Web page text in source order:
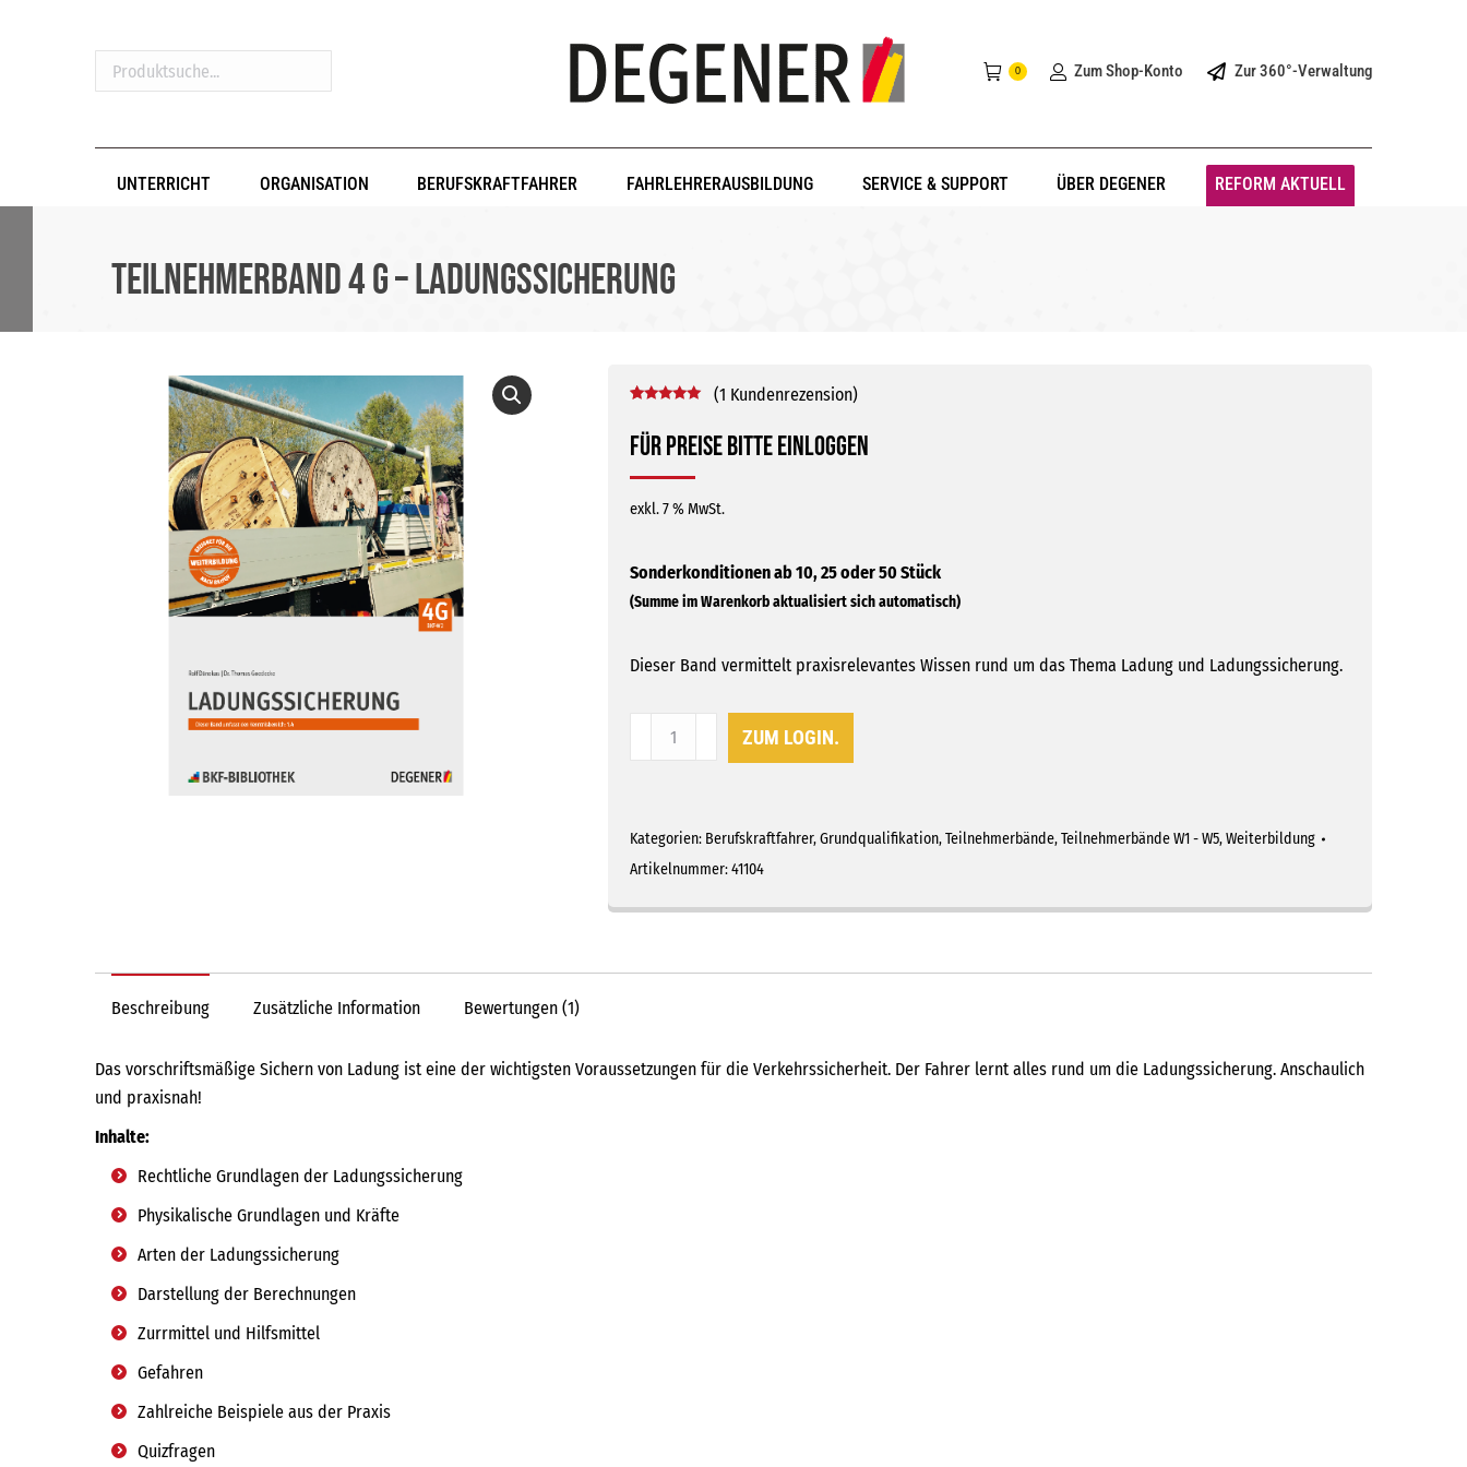
Produktsuche...
0 Zum Shop-Konto Zur 360°-Verwaltung
UNTERRICHT ORGANISATION BERUFSKRAFTFAHRER FAHRLEHRERAUSBILDUNG SERVICE & SUPPORT ÜBER DEGENER REFORM AKTUELL
Teilnehmerband 4 G – Ladungssicherung
Für Preise bitte einloggen
5.00
basierend
Kundenbewertung
(1 Kundenrezension)
exkl. 7 % MwSt.
Dieser Band vermittelt praxisrelevantes Wissen rund um das Thema Ladung und Ladungssicherung.
Teilnehmerband
Ladungssicherung
Menge
ZUM LOGIN.
Kategorien: Berufskraftfahrer,Grundqualifikation,Teilnehmerbände,Teilnehmerbände W1 - W5,Weiterbildung
Artikelnummer:41104
Beschreibung Zusätzliche Information Bewertungen (1)
Das vorschriftsmäßige Sichern von Ladung ist eine der wichtigsten Voraussetzungen für die Verkehrssicherheit. Der Fahrer lernt alles rund um die Ladungssicherung. Anschaulich
und praxisnah!
Inhalte:
Rechtliche Grundlagen der Ladungssicherung
Physikalische Grundlagen und Kräfte
Arten der Ladungssicherung
Darstellung der Berechnungen
Zurrmittel und Hilfsmittel
Gefahren
Zahlreiche Beispiele aus der Praxis
Quizfragen